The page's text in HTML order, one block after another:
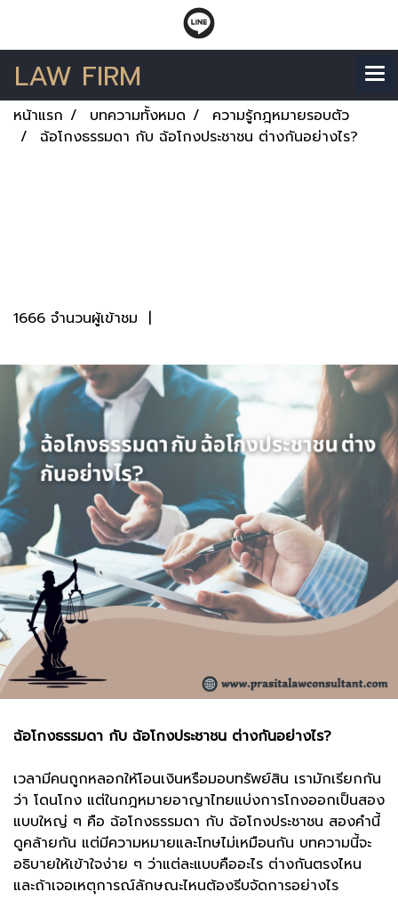
LAW FIRM
หน้าแรก บทความทั้งหมด
ความรู้กฎหมายรอบตัว
ฉ้อโกงธรรมดา กับ ฉ้อโกงประชาชน ต่างกันอย่างไร?
1666 จำนวนผู้เข้าชม |
ฉ้อโกงธรรมดา กับ ฉ้อโกงประชาชน ต่างกันอย่างไร?
เวลามีคนถูกหลอกให้โอนเงินหรือมอบทรัพย์สิน เรามักเรียกกัน
ว่า โดนโกง แต่ในกฎหมายอาญาไทยแบ่งการโกงออกเป็นสอง
แบบใหญ่ ๆ คือ ฉ้อโกงธรรมดา กับ ฉ้อโกงประชาชน สองคำนี้
ดูคล้ายกัน แต่มีความหมายและโทษไม่เหมือนกัน บทความนี้จะ
อธิบายให้เข้าใจง่าย ๆ ว่าแต่ละแบบคืออะไร ต่างกันตรงไหน
และถ้าเจอเหตุการณ์ลักษณะไหนต้องรีบจัดการอย่างไร